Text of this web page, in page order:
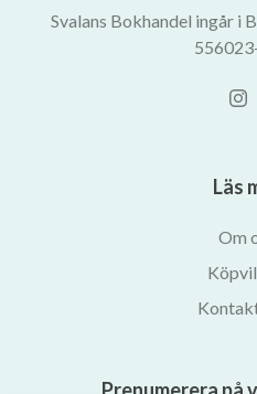
Svalans Bokhandel ingår i
Läs
Om
Prenumerera på